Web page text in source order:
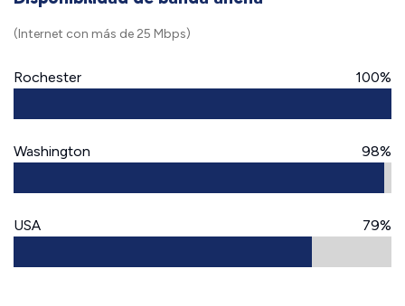
(Internet con más de 25 Mbps)
Rochester 100%
Washington 98%
USA 79%